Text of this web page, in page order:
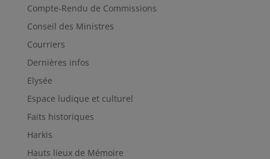
Compte-Rendu de Commissions
Conseil des Ministres
Courriers
Dernières infos
Elysée
Espace ludique et culturel
Faits historiques
Harkis
Hauts lieux de Mémoire